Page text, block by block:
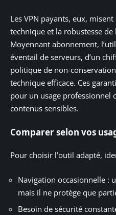
Les VPN payants, eux,
technique et la robustesse
Moyennant abonnement,
éventail de serveurs, d’un
politique de non-
technique efficace. Ces
pour un usage professionnel
contenus sensibles.
Comparer selon vos
Pour choisir l’outil adapté,
Navigation occasionnelle :
mais il ne protège que
Besoin de sécurité